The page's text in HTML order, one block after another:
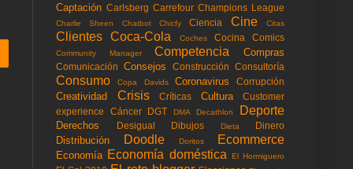
Captación Carlsberg Carrefour Champions League
Charlie Sheen Chatbot Chicfy Ciencia Cine Citas
Clientes Coca-Cola Coches Cocina Comics
Community Manager Competencia Compras
Comunicación Consejos Construcción Consultoría
Consumo Copa Davids Coronavirus Corrupción
Creatividad Crisis Críticas Cultura
Customer
experience
Cáncer DGT DMA Decathlon Deporte
Derechos Desigual Dibujos Dieta Dinero
Distribución Doodle Doritos Ecommerce
Economía Economía doméstica El Hormiguero